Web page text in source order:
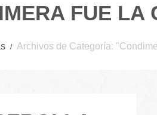
FUE LA
Archivos de Categoría: